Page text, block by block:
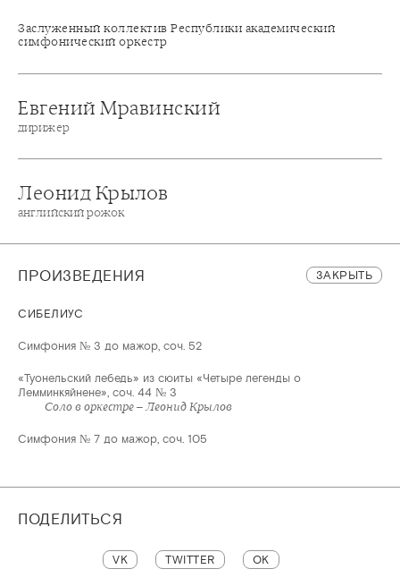
Заслуженный коллектив Республики академический
симфонический оркестр
Евгений Мравинский
дирижер
Леонид Крылов
английский рожок
ПРОИЗВЕДЕНИЯ ЗАКРЫТЬ
СИБЕЛИУС
Симфония № 3 до мажор, соч. 52
«Туонельский лебедь» из сюиты «Четыре легенды о
Лемминкяйнене», соч. 44 № 3
Соло в оркестре – Леонид Крылов
Симфония № 7 до мажор, соч. 105
ПОДЕЛИТЬСЯ
VK TWITTER OK